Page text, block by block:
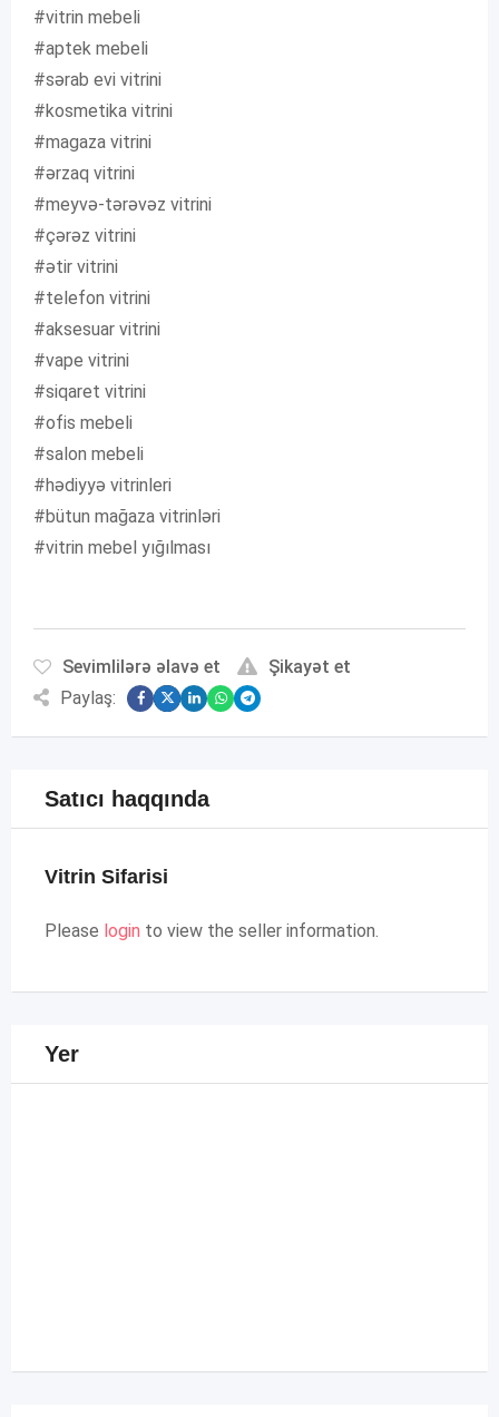
#vitrin mebeli
#aptek mebeli
#sərab evi vitrini
#kosmetika vitrini
#magaza vitrini
#ərzaq vitrini
#meyvə-tərəvəz vitrini
#çərəz vitrini
#ətir vitrini
#telefon vitrini
#aksesuar vitrini
#vape vitrini
#siqaret vitrini
#ofis mebeli
#salon mebeli
#hədiyyə vitrinleri
#bütun mağaza vitrinləri
#vitrin mebel yığılması
Sevimlilərə əlavə et
Şikayət et
Paylaş:
Satıcı haqqında
Vitrin Sifarisi
Please login to view the seller information.
Yer